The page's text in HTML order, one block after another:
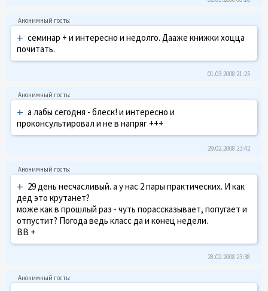
+ семинар + и интересно и недолго. Дааже книжки хоцца
почитать.
01.03.2008 21:25
+ а лабы сегодня - блеск! и интересно и
проконсультировал и не в напряг +++
29.02.2008 23:42
+ 29 день несчасливый. а у нас 2 пары практических. И как
дед это крутанет?
може как в прошлый раз - чуть порассказывает, попугает и
отпустит? Погода ведь класс да и конец недели.
ВВ +
28.02.2008 23:38